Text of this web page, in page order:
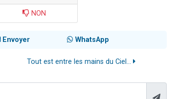
NON
Envoyer WhatsApp
Tout est entre les mains du Ciel...